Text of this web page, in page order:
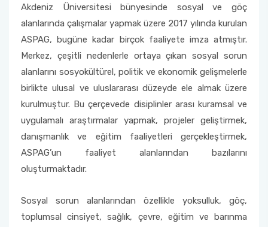
Akdeniz Üniversitesi bünyesinde sosyal ve göç
alanlarında çalışmalar yapmak üzere 2017 yılında kurulan
ASPAG, bugüne kadar birçok faaliyete imza atmıştır.
Merkez, çeşitli nedenlerle ortaya çıkan sosyal sorun
alanlarını sosyokültürel, politik ve ekonomik gelişmelerle
birlikte ulusal ve uluslararası düzeyde ele almak üzere
kurulmuştur. Bu çerçevede disiplinler arası kuramsal ve
uygulamalı araştırmalar yapmak, projeler geliştirmek,
danışmanlık ve eğitim faaliyetleri gerçekleştirmek,
ASPAG’un faaliyet alanlarından bazılarını
oluşturmaktadır.
Sosyal sorun alanlarından özellikle yoksulluk, göç,
toplumsal cinsiyet, sağlık, çevre, eğitim ve barınma
Eskişehir ‘Kökler ve Kanatlar’ Karma Resim ve
Seramik Sergisi
ASPAG Araştırma Ekibinden Uluslararası Başarı
Antalya - Uluslararası Göç ve Birlikte Yaşam
Karma Sergisi
Muratpaşa Parkları Uluslararası Kültür ve
Dostluk Gezisi Programı
Antalya- Uluslararası Göç ve Birlikte Yaşam